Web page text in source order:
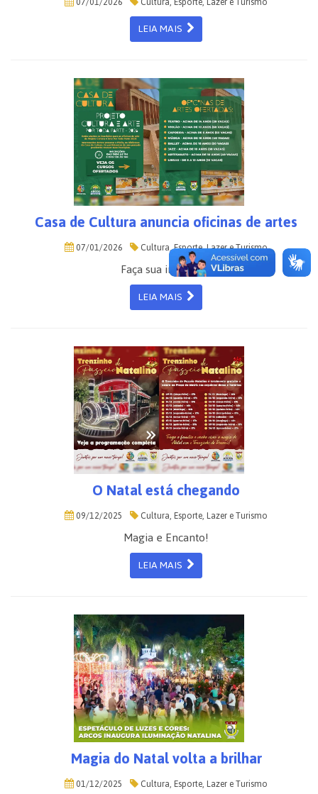
LEIA MAIS
Casa de Cultura anuncia oficinas de artes
07/01/2026 Cultura, Esporte, Lazer e Turismo
Faça sua inscrição!
LEIA MAIS
O Natal está chegando
09/12/2025 Cultura, Esporte, Lazer e Turismo
Magia e Encanto!
LEIA MAIS
Magia do Natal volta a brilhar
01/12/2025 Cultura, Esporte, Lazer e Turismo